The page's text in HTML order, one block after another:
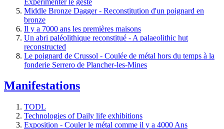
Middle Bronze Dagger - Reconstitution d'un poignard en
bronze
Il y a 7000 ans les premières maisons
Un abri paléolithique reconstitué - A palaeolithic hut
reconstructed
Le poignard de Crussol - Coulée de métal hors du temps à la
fonderie Serrero de Plancher-les-Mines
Manifestations
TODL
Technologies of Daily life exhibitions
Exposition - Couler le métal comme il y a 4000 Ans